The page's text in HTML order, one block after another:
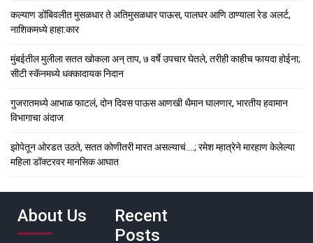
कल्याण डोंबिवलीत मुसळधार ते अतिमुसळधार पाऊस, पालघर आणि ठाण्याला रेड अलर्ट,
नाशिकमध्ये हाहा:कार
मुंबईतील मुलीला सतत खोकला अन् ताप, ७ वर्षे उपचार घेतले, तरीही काहीच फायदा होईना;
सीटी स्कॅनमध्ये धक्कादायक निदान
गुजरातमध्ये आभाळ फाटलं, दोन दिवस पाऊस आणखी थैमान घालणार, भारतीय हवामान
विभागाचा अंदाज
झोपेतून ओरडत उठते, सतत कोणीतरी मारत असल्याचं….; रमेश म्हात्रेने मारहाण केलेल्या
महिला डॉक्टरवर मानसिक आघात
About Us
Recent
Posts